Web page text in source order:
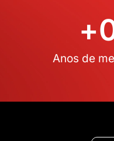
Anos de
+